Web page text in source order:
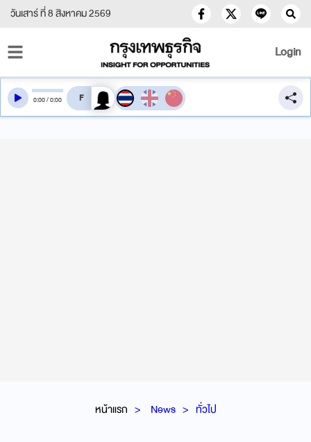
วันเสาร์ ที่ 8 สิงหาคม 2569
Login
หน้าแรก News ทั่วไป
0:00/0:00 สลับเสียงอ่าน